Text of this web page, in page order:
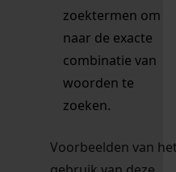
zoektermen om
naar de exacte
combinatie van
woorden te
zoeken.
Voorbeelden van